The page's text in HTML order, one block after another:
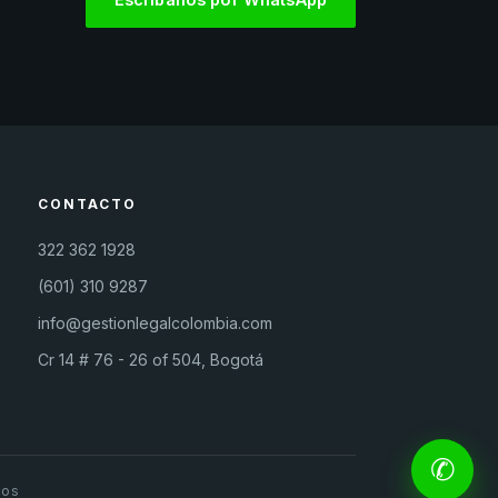
CONTACTO
322 362 1928
(601) 310 9287
info@gestionlegalcolombia.com
Cr 14 # 76 - 26 of 504, Bogotá
✆